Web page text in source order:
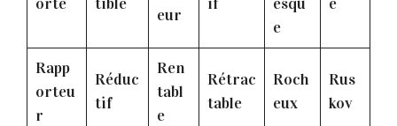
eur
e
Rapp
orteu
r
Réduc
tif
Ren
tabl
e
Rétrac
table
Roch
eux
Rus
kov